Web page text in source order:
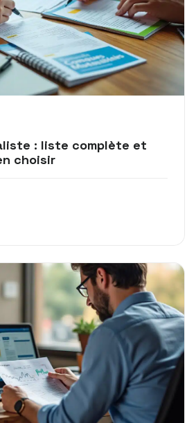
: liste complète et
choisir